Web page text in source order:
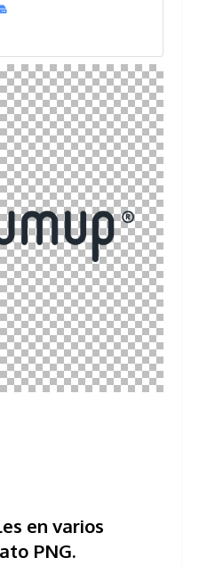
en varios
PNG.